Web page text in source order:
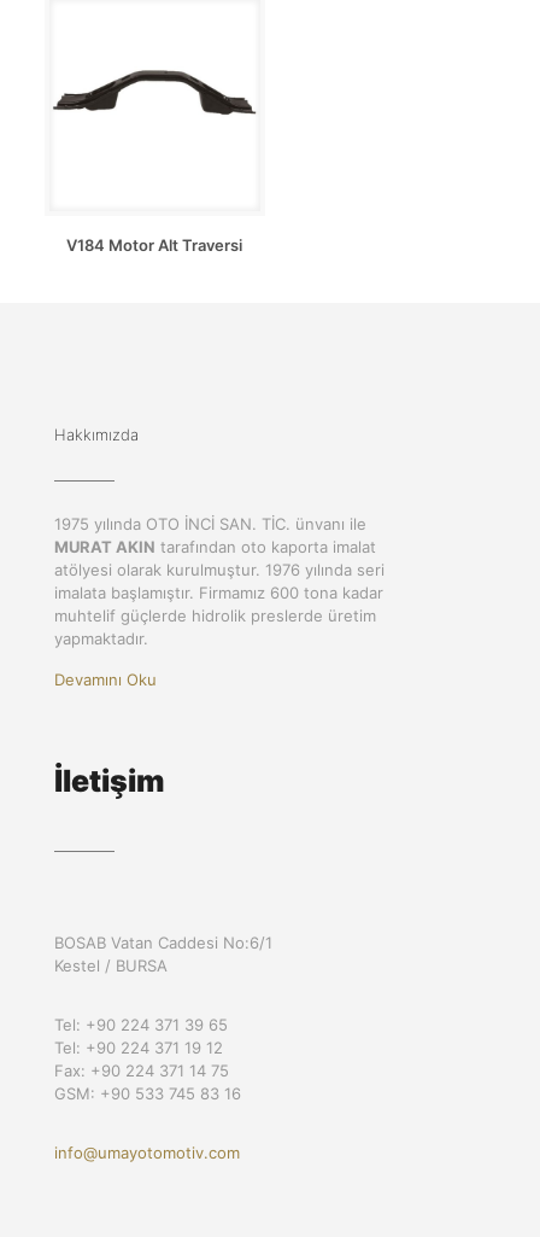
V184 Motor Alt Traversi
Hakkımızda
1975 yılında OTO İNCİ SAN. TİC. ünvanı ile
MURAT AKIN tarafından oto kaporta imalat
atölyesi olarak kurulmuştur. 1976 yılında seri
imalata başlamıştır. Firmamız 600 tona kadar
muhtelif güçlerde hidrolik preslerde üretim
yapmaktadır.
Devamını Oku
İletişim
BOSAB Vatan Caddesi No:6/1
Kestel / BURSA
Tel: +90 224 371 39 65
Tel: +90 224 371 19 12
Fax: +90 224 371 14 75
GSM: +90 533 745 83 16
info@umayotomotiv.com